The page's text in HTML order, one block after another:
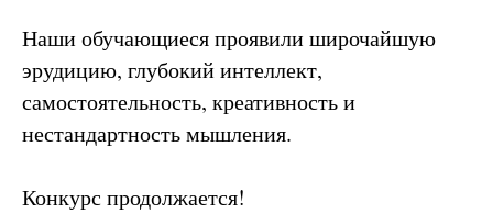
Наши обучающиеся проявили широчайшую
эрудицию, глубокий интеллект,
самостоятельность, креативность и
нестандартность мышления.
Конкурс продолжается!